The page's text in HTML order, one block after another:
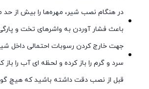
در هنگام نصب شیر، مهره‌ها را بیش از حد
باعث فشار آوردن به واشرهای تخت و
جهت خارج کردن رسوبات احتمالی داخل
سرد و گرم را باز کرده و لحظه ای آب را باز
قبل از نصب دقت داشته باشید که هیچ